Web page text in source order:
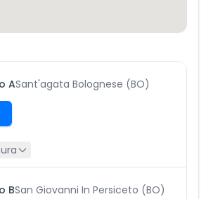
ASant'agata Bolognese (BO)
BSan Giovanni In Persiceto (BO)